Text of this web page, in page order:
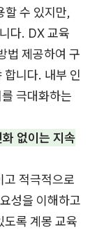
할 수 있지만,
다. DX 교육
법 제공하여 구
니다. 내부 인
극대화하는
없이는 지속
고 적극적으로
성을 이해하고
도록 계몽 교육